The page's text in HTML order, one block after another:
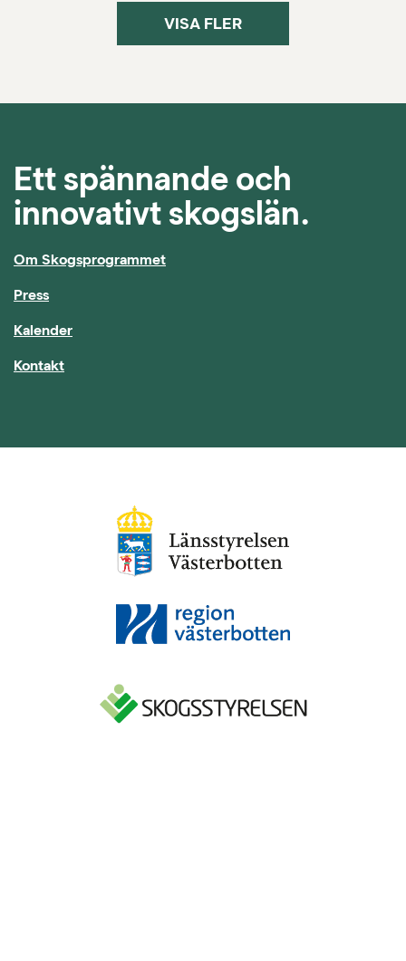
VISA FLER
Ett spännande och
innovativt skogslän.
Om Skogsprogrammet
Press
Kalender
Kontakt